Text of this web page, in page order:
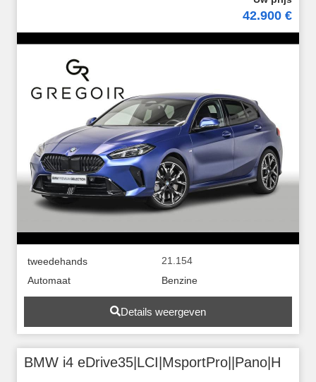
42.900 €
tweedehands
21.154
Automaat
Benzine
Details weergeven
BMW i4 eDrive35|LCI|MsportPro||Pano|H